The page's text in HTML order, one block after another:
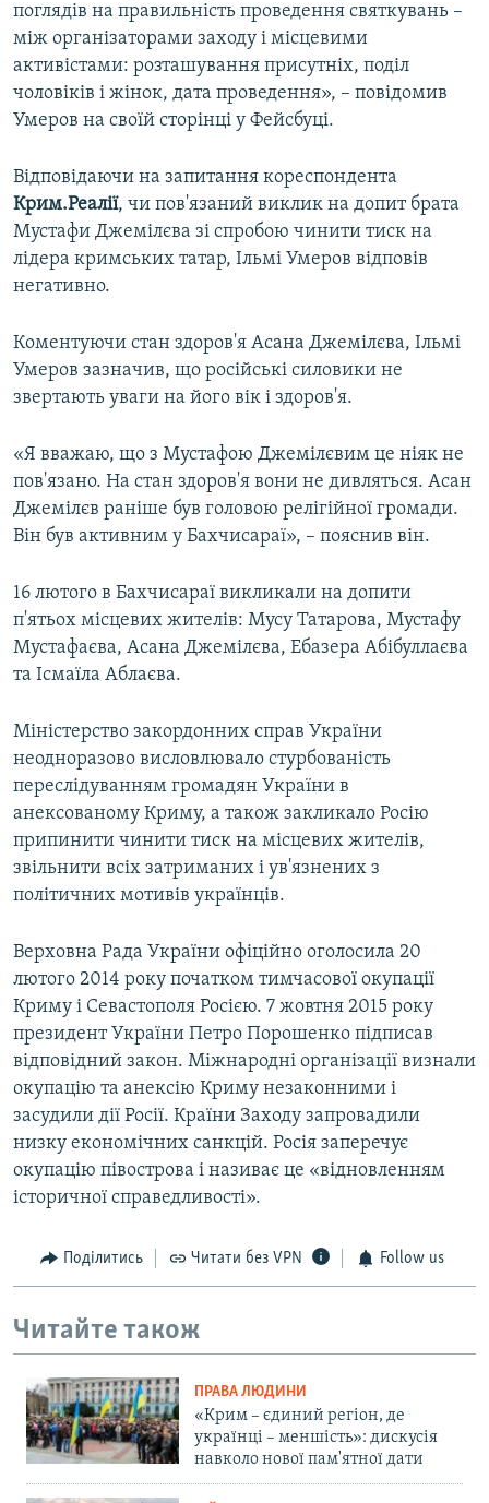
поглядів на правильність проведення святкувань –
між організаторами заходу і місцевими
активістами: розташування присутніх, поділ
чоловіків і жінок, дата проведення», – повідомив
Умеров на своїй сторінці у Фейсбуці.
Відповідаючи на запитання кореспондента
Крим.Реалії, чи пов'язаний виклик на допит брата
Мустафи Джемілєва зі спробою чинити тиск на
лідера кримських татар, Ільмі Умеров відповів
негативно.
Коментуючи стан здоров'я Асана Джемілєва, Ільмі
Умеров зазначив, що російські силовики не
звертають уваги на його вік і здоров'я.
«Я вважаю, що з Мустафою Джемілєвим це ніяк не
пов'язано. На стан здоров'я вони не дивляться. Асан
Джемілєв раніше був головою релігійної громади.
Він був активним у Бахчисараї», – пояснив він.
16 лютого в Бахчисараї викликали на допити
п'ятьох місцевих жителів: Мусу Татарова, Мустафу
Мустафаєва, Асана Джемілєва, Ебазера Абібуллаєва
та Ісмаїла Аблаєва.
Міністерство закордонних справ України
неодноразово висловлювало стурбованість
переслідуванням громадян України в
анексованому Криму, а також закликало Росію
припинити чинити тиск на місцевих жителів,
звільнити всіх затриманих і ув'язнених з
політичних мотивів українців.
Верховна Рада України офіційно оголосила 20
лютого 2014 року початком тимчасової окупації
Криму і Севастополя Росією. 7 жовтня 2015 року
президент України Петро Порошенко підписав
відповідний закон. Міжнародні організації визнали
окупацію та анексію Криму незаконними і
засудили дії Росії. Країни Заходу запровадили
низку економічних санкцій. Росія заперечує
окупацію півострова і називає це «відновленням
історичної справедливості».
Поділитись Читати без VPN Follow us
Читайте також
ПРАВА ЛЮДИНИ
«Крим – єдиний регіон, де
українці – меншість»: дискусія
навколо нової пам'ятної дати